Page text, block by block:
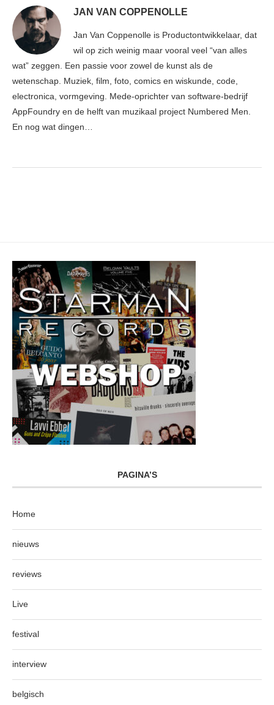
JAN VAN COPPENOLLE
Jan Van Coppenolle is Productontwikkelaar, dat
wil op zich weinig maar vooral veel “van alles
wat” zeggen. Een passie voor zowel de kunst als de
wetenschap. Muziek, film, foto, comics en wiskunde, code,
electronica, vormgeving. Mede-oprichter van software-bedrijf
AppFoundry en de helft van muzikaal project Numbered Men.
En nog wat dingen…
PAGINA’S
Home
nieuws
reviews
Live
festival
interview
belgisch